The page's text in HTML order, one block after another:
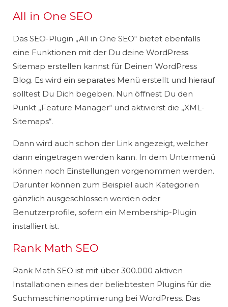
All in One SEO
Das SEO-Plugin „All in One SEO“ bietet ebenfalls
eine Funktionen mit der Du deine WordPress
Sitemap erstellen kannst für Deinen WordPress
Blog. Es wird ein separates Menü erstellt und hierauf
solltest Du Dich begeben. Nun öffnest Du den
Punkt „Feature Manager“ und aktivierst die „XML-
Sitemaps“.
Dann wird auch schon der Link angezeigt, welcher
dann eingetragen werden kann. In dem Untermenü
können noch Einstellungen vorgenommen werden.
Darunter können zum Beispiel auch Kategorien
gänzlich ausgeschlossen werden oder
Benutzerprofile, sofern ein Membership-Plugin
installiert ist.
Rank Math SEO
Rank Math SEO ist mit über 300.000 aktiven
Installationen eines der beliebtesten Plugins für die
Suchmaschinenoptimierung bei WordPress. Das